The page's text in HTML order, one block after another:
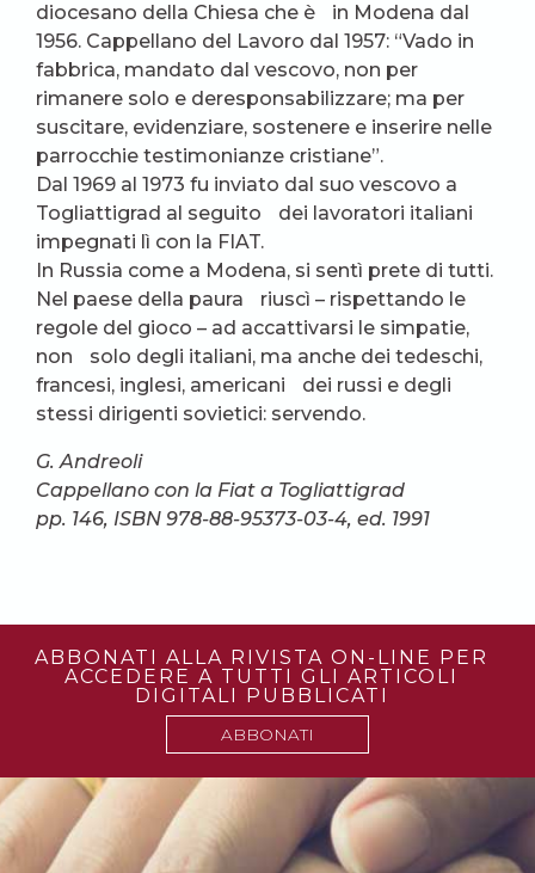
diocesano della Chiesa che è in Modena dal
1956. Cappellano del Lavoro dal 1957: “Vado in
fabbrica, mandato dal vescovo, non per
rimanere solo e deresponsabilizzare; ma per
suscitare, evidenziare, sostenere e inserire nelle
parrocchie testimonianze cristiane”.
Dal 1969 al 1973 fu inviato dal suo vescovo a
Togliattigrad al seguito dei lavoratori italiani
impegnati lì con la FIAT.
In Russia come a Modena, si sentì prete di tutti.
Nel paese della paura riuscì – rispettando le
regole del gioco – ad accattivarsi le simpatie,
non solo degli italiani, ma anche dei tedeschi,
francesi, inglesi, americani dei russi e degli
stessi dirigenti sovietici: servendo.
G. Andreoli
Cappellano con la Fiat a Togliattigrad
pp. 146, ISBN 978-88-95373-03-4, ed. 1991
ABBONATI ALLA RIVISTA ON-LINE PER
ACCEDERE A TUTTI GLI ARTICOLI
DIGITALI PUBBLICATI
ABBONATI